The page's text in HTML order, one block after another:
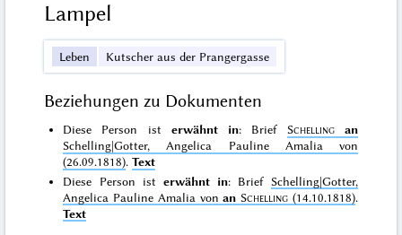
Lampel
Leben Kutscher aus der Prangergasse
Beziehungen zu Dokumenten
Diese Person ist erwähnt in: Brief Schelling
an
Schelling|Gotter, Angelica Pauline Amalia von
(26.09.1818).Text
Diese Person ist erwähnt in: Brief Schelling|Gotter,
Angelica Pauline Amalia vonan Schelling (14.10.1818).
Text